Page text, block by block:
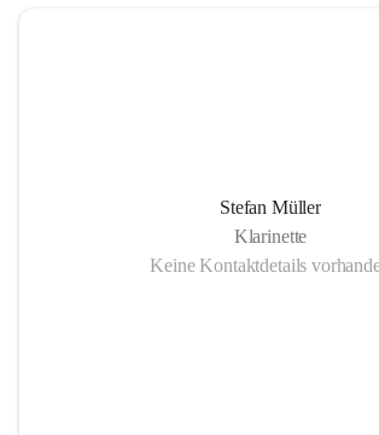
Stefan Müller
Klarinette
Keine Kontaktdetails